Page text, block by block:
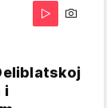
i